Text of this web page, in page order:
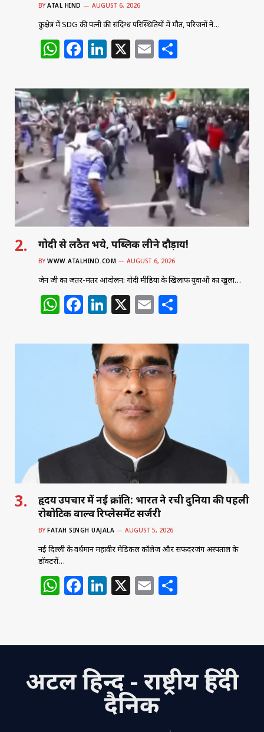
BY ATAL HIND AUGUST 6, 2026
कुरुक्षेत्र में SDG की पत्नी की संदिग्ध परिस्थितियों में मौत, परिजनों ने…
W
at
s
A
p
p
F
c
e
b
o
o
k
Li
k
e
dI
n
X E
ai
l
ar
e
गोदी से लठैत भये, पब्लिक लीने दौड़ाय!
BY WWW.ATALHIND.COM AUGUST 6, 2026
जेन जी का जंतर-मंतर आंदोलन: गोदी मीडिया के खिलाफ युवाओं का खुला…
W
at
F
c
e
b
o
k
Li
k
e
dI
n
X E
ai
l
ar
e
हृदय उपचार में नई क्रांति: भारत ने रची दुनिया की पहली
रोबोटिक वाल्व रिप्लेसमेंट सर्जरी
BY FATAH SINGH UAJALA AUGUST 5, 2026
नई दिल्ली के वर्धमान महावीर मेडिकल कॉलेज और सफदरजंग अस्पताल के
डॉक्टरों…
W
h
s
p
p
F
a
e
o
o
Li
n
e
n
X E
m
l e
अटल हिन्द - राष्ट्रीय हिंदी
दैनिक